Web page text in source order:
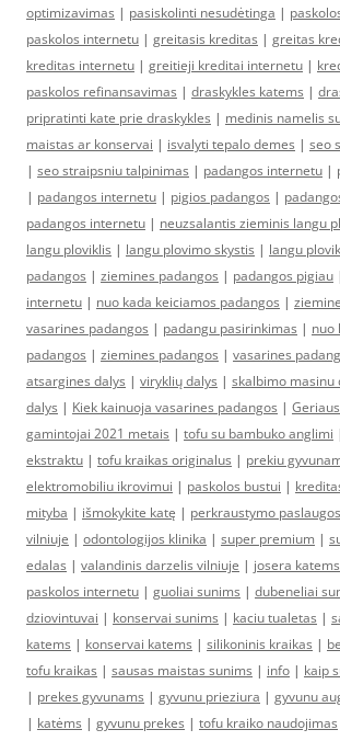
optimizavimas | pasiskolinti nesudėtinga |
paskolos internetu | greitasis kreditas | greitas
kreditas internetu | greitieji kreditai internetu |
paskolos refinansavimas | draskykles katems |
pripratinti kate prie draskykles | medinis namelis
maistas ar konservai | isvalyti tepalo demes | seo
| seo straipsniu talpinimas | padangos internetu |
| padangos internetu | pigios padangos |
padangos internetu | neuzsalantis zieminis langu
langu ploviklis | langu plovimo skystis | langu
padangos | ziemines padangos | padangos pigiau
internetu | nuo kada keiciamos padangos |
vasarines padangos | padangu pasirinkimas | nuo
padangos | ziemines padangos | vasarines
atsargines dalys | viryklių dalys | skalbimo masinu
dalys | Kiek kainuoja vasarines padangos |
gamintojai 2021 metais | tofu su bambuko anglimi
ekstraktu | tofu kraikas originalus | prekiu
elektromobiliu ikrovimui | paskolos bustui |
mityba | išmokykite katę | perkraustymo
vilniuje | odontologijos klinika | super premium |
edalas | valandinis darzelis vilniuje | josera katems
paskolos internetu | guoliai sunims | dubeneliai
dziovintuvai | konservai sunims | kaciu tualetas |
katems | konservai katems | silikoninis kraikas |
tofu kraikas | sausas maistas sunims | info | kaip
| prekes gyvunams | gyvunu prieziura | gyvunu
| katėms | gyvunu prekes | tofu kraiko naudojimas